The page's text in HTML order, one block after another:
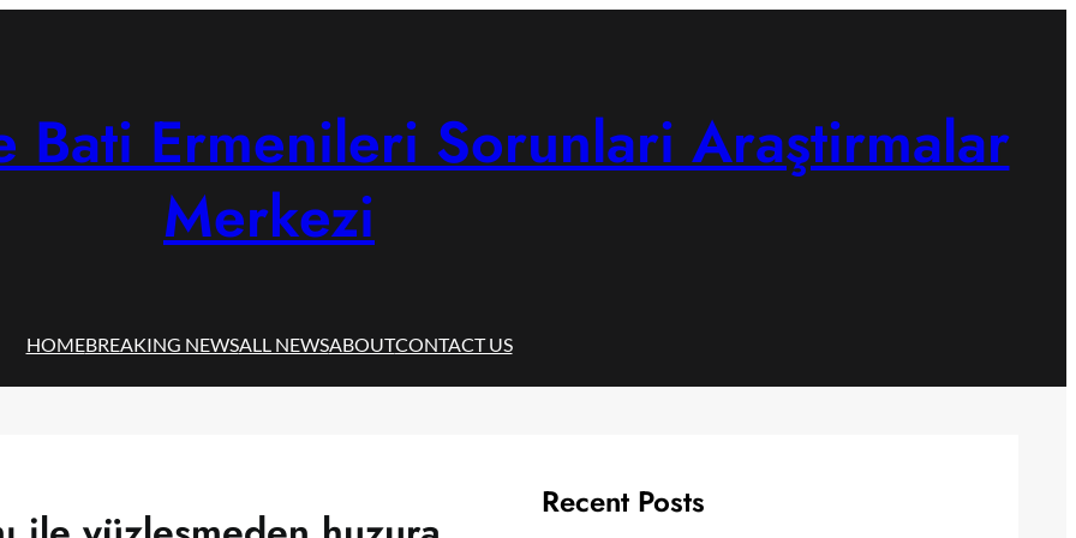
Bati Ermenileri Sorunlari Araştirmalar
Merkezi
HOMEBREAKING NEWSALL NEWSABOUTCONTACT US
Recent Posts